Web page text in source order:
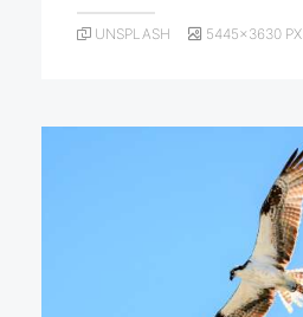
UNSPLASH 5445×3630 PX